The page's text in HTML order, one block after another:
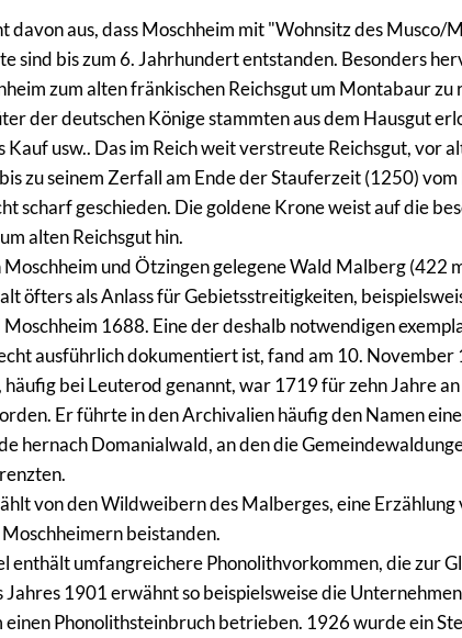
davon aus, dass Moschheim mit "Wohnsitz des Musco/
sind bis zum 6. Jahrhundert entstanden. Besonders
zum alten fränkischen Reichsgut um Montabaur zu
der deutschen Könige stammten aus dem Hausgut
Kauf usw.. Das im Reich weit verstreute Reichsgut, vor
zu seinem Zerfall am Ende der Stauferzeit (1250)
scharf geschieden. Die goldene Krone weist auf die
alten Reichsgut hin.
Moschheim und Ötzingen gelegene Wald Malberg (422
öfters als Anlass für Gebietsstreitigkeiten,
1688. Eine der deshalb notwendigen
ausführlich dokumentiert ist, fand am 10. November
bei Leuterod genannt, war 1719 für zehn Jahre
Er führte in den Archivalien häufig den Namen
hernach Domanialwald, an den die
von den Wildweibern des Malberges, eine
beistanden.
enthält umfangreichere Phonolithvorkommen, die zur
Jahres 1901 erwähnt so beispielsweise die
einen Phonolithsteinbruch betrieben. 1926 wurde ein